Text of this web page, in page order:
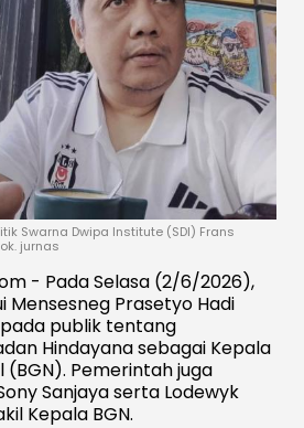
Swarna Dwipa Institute (SDI) Frans
jurnas
- Pada Selasa (2/6/2026),
Mensesneg Prasetyo Hadi
publik tentang
Hindayana sebagai Kepala
(BGN). Pemerintah juga
Sanjaya serta Lodewyk
Kepala BGN.